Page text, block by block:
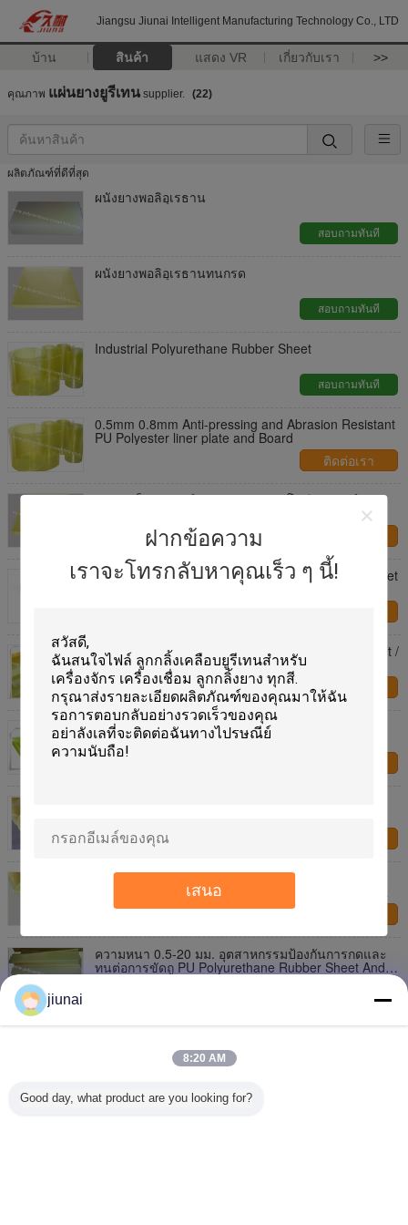
Jiangsu Jiunai Intelligent Manufacturing Technology Co., LTD
บ้าน สินค้า แสดง VR เกี่ยวกับเรา >>
ฝากข้อความ
เราจะโทรกลับหาคุณเร็ว ๆ นี้!
เสนอ
คุณภาพ แผ่นยางยูรีเทน supplier. (22)
ผลิตภัณฑ์ที่ดีที่สุด
ผนังยางพอลิอุเรธาน
สอบถามทันที
ผนังยางพอลิอุเรธานทนกรด
สอบถามทันที
Industrial Polyurethane Rubber Sheet
สอบถามทันที
0.5mm 0.8mm Anti-pressing and Abrasion Resistant
PU Polyester liner plate and Board
ติดต่อเรา
ความแข็ง 50 ชอร์ A ~ 95 ของแผ่นโพลีเอสเตอร์และ
Blue 100% Polyether Polyurethane Pu Rubber Sheet
Oil Resistant Pu Plastic Polyurethane Rubber Sheet /
Board Aging Resistant
ติดต่อเรา
Abrasion Resistance PU / Polyurethane Sheet
Hardness 45 - 98 Shore A
Wear Resistant Anti-pressing PU Polyurethane
Rubber Sheet And PU Board Hardness 50 Shore
A~95 Shore A
ความหนา 0.5-20 มม. อุตสาหกรรมป้องกันการกดและ
ทนต่อการขัดถู PU Polyurethane Rubber Sheet And
แผ่นยางโพลียูรีเทน PU ทนต่อการขัดถูอุตสาหกรรมแบบ
jiunai
8:20 AM
Good day, what product are you looking for?